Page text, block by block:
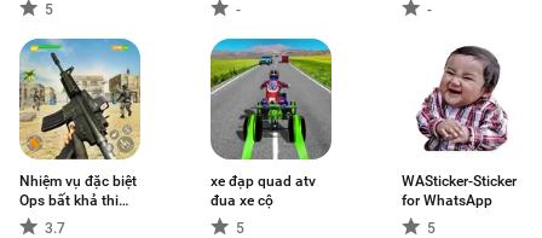
5
-
-
Nhiệm vụ đặc biệt
Ops bất khả thi
20203.7
xe đạp quad atv
đua xe cộ
5
WASticker-Sticker
for WhatsApp
5